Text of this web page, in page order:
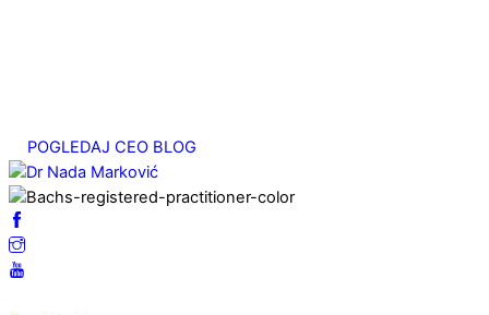
POGLEDAJ CEO BLOG